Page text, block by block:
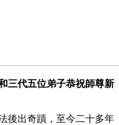
三代五位弟子恭祝師尊新
後出奇蹟，至今二十多年